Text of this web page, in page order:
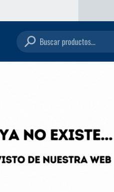
Buscar productos...